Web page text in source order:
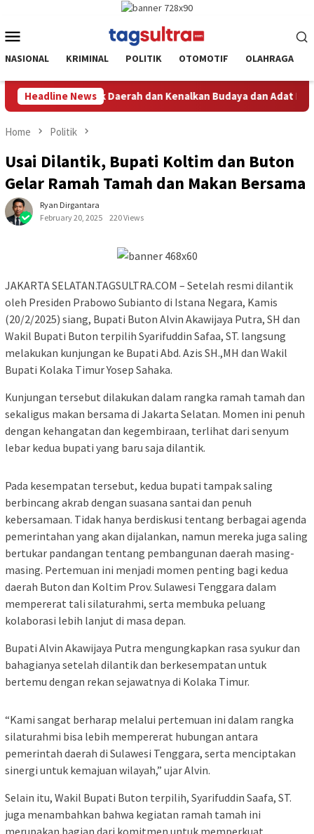
content
Menu
NASIONAL KRIMINAL POLITIK OTOMOTIF OLAHRAGA
Headline News
Kenalkan Budaya dan Adat Istiadat Bumi Sorume Dari
Home Politik
Usai Dilantik, Bupati Koltim dan Buton
Gelar Ramah Tamah dan Makan Bersama
Ryan Dirgantara
February 20, 2025
220 Views
JAKARTA SELATAN.TAGSULTRA.COM – Setelah resmi dilantik
oleh Presiden Prabowo Subianto di Istana Negara, Kamis
(20/2/2025) siang, Bupati Buton Alvin Akawijaya Putra, SH dan
Wakil Bupati Buton terpilih Syarifuddin Safaa, ST. langsung
melakukan kunjungan ke Bupati Abd. Azis SH.,MH dan Wakil
Bupati Kolaka Timur Yosep Sahaka.
Kunjungan tersebut dilakukan dalam rangka ramah tamah dan
sekaligus makan bersama di Jakarta Selatan. Momen ini penuh
dengan kehangatan dan kegembiraan, terlihat dari senyum
lebar kedua bupati yang baru saja dilantik.
Pada kesempatan tersebut, kedua bupati tampak saling
berbincang akrab dengan suasana santai dan penuh
kebersamaan. Tidak hanya berdiskusi tentang berbagai agenda
pemerintahan yang akan dijalankan, namun mereka juga saling
bertukar pandangan tentang pembangunan daerah masing-
masing. Pertemuan ini menjadi momen penting bagi kedua
daerah Buton dan Koltim Prov. Sulawesi Tenggara dalam
mempererat tali silaturahmi, serta membuka peluang
kolaborasi lebih lanjut di masa depan.
Bupati Alvin Akawijaya Putra mengungkapkan rasa syukur dan
bahagianya setelah dilantik dan berkesempatan untuk
bertemu dengan rekan sejawatnya di Kolaka Timur.
“Kami sangat berharap melalui pertemuan ini dalam rangka
silaturahmi bisa lebih mempererat hubungan antara
pemerintah daerah di Sulawesi Tenggara, serta menciptakan
sinergi untuk kemajuan wilayah,” ujar Alvin.
Selain itu, Wakil Bupati Buton terpilih, Syarifuddin Saafa, ST.
juga menambahkan bahwa kegiatan ramah tamah ini
merupakan bagian dari komitmen untuk memperkuat